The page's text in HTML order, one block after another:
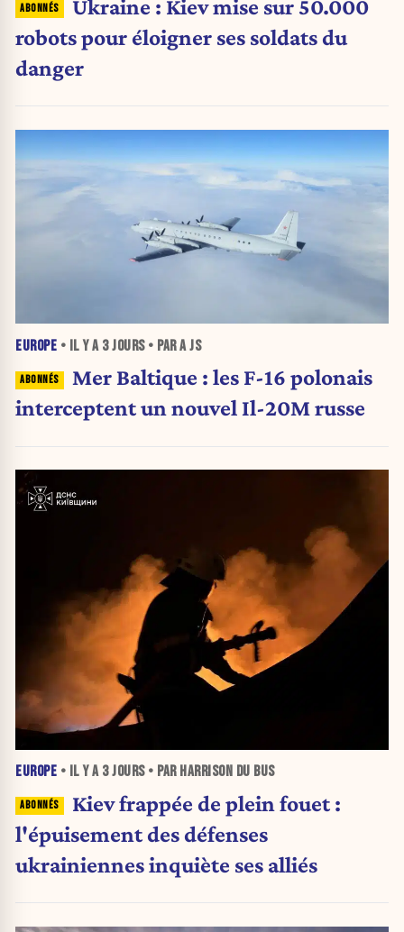
Ukraine : Kiev mise sur 50.000
robots pour éloigner ses soldats du
danger
EUROPE • IL Y A 3 JOURS• PAR A JS
Mer Baltique : les F-16 polonais
interceptent un nouvel Il-20M russe
EUROPE • IL Y A 3 JOURS• PAR HARRISON DU BUS
Kiev frappée de plein fouet :
l'épuisement des défenses
ukrainiennes inquiète ses alliés